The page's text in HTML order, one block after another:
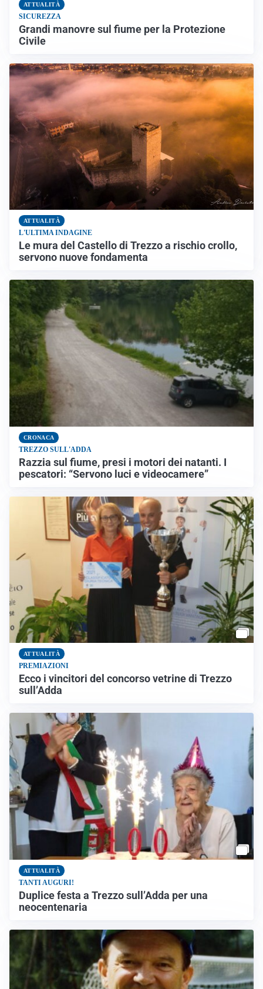
ATTUALITÀ
SICUREZZA
Grandi manovre sul fiume per la Protezione
Civile
ATTUALITÀ
L'ULTIMA INDAGINE
Le mura del Castello di Trezzo a rischio crollo,
servono nuove fondamenta
CRONACA
TREZZO SULL'ADDA
Razzia sul fiume, presi i motori dei natanti. I
pescatori: “Servono luci e videocamere”
ATTUALITÀ
PREMIAZIONI
Ecco i vincitori del concorso vetrine di Trezzo
sull’Adda
ATTUALITÀ
TANTI AUGURI!
Duplice festa a Trezzo sull’Adda per una
neocentenaria